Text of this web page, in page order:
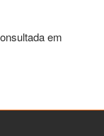
em